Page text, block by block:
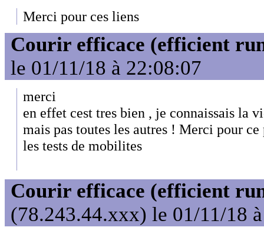
Merci pour ces liens
Courir efficace (efficient
le 01/11/18 à 22:08:07
merci
en effet cest tres bien , je connaissais la
mais pas toutes les autres ! Merci pour
les tests de mobilites
Courir efficace (efficient
(78.243.44.xxx) le 01/11/18